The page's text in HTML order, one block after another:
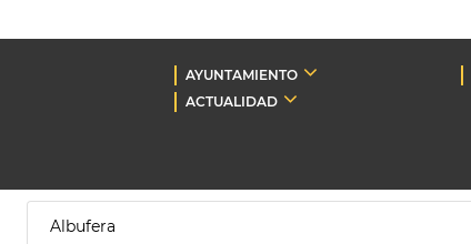
AYUNTAMIENTO
ACTUALIDAD
Albufera